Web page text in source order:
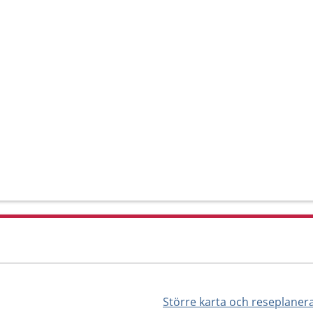
Större karta och